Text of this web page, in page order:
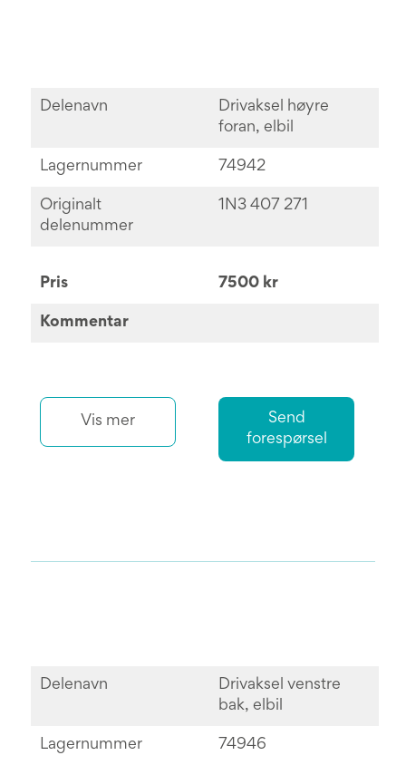
Delenavn
Drivaksel høyre
foran, elbil
Lagernummer 74942
Originalt
delenummer
1N3 407 271
Pris 7500 kr
Kommentar
Vis mer
Send
forespørsel
Delenavn
Drivaksel venstre
bak, elbil
Lagernummer 74946